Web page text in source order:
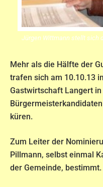
Jürgen Wittmann stellt sich
Mehr als die Hälfte der
trafen sich am 10.10.13
Gastwirtschaft Langert
küren.
Zum Leiter der
Pillmann, selbst einmal
der Gemeinde, bestimmt.